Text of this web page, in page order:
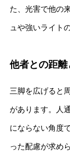
た、光害で他の
ュや強いライト
他者との距
三脚を広げると
があります。人
にならない角度
った配慮が求め